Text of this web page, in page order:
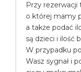
Przy
o której mamy
a także podać
są dzieci i ilość
W przypadku
Wasz sygnał i